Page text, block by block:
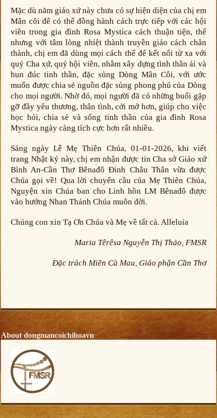
Mặc dù năm giáo xứ này chưa có sự hiện diện của chị em
Mân côi để có thể đồng hành cách trực tiếp với các hội
viên trong gia đình Rosa Mystica cách thuận tiện, thế
nhưng với tâm lòng nhiệt thành truyền giáo cách chân
thành, chị em đã dùng mọi cách thế để kết nối từ xa với
quý Cha xứ, quý hội viên, nhằm xây dựng tình thân ái và
hun đúc tinh thần, đặc sủng Dòng Mân Côi, với ước
muốn được chia sẻ nguồn đặc sủng phong phú của Dòng
cho mọi người. Nhờ đó, mọi người đã có những buổi gặp
gỡ đầy yêu thương, thân tình, cởi mở hơn, giúp cho việc
học hỏi, chia sẻ và sống tinh thần của gia đình Rosa
Mystica ngày càng tích cực hơn rất nhiều.
Sáng ngày Lễ Mẹ Thiên Chúa, 01-01-2026, khi viết
trang Nhật ký này, chị em nhận được tin Cha sở Giáo xứ
Bình An-Cần Thơ Bênađô Đinh Châu Thân vừa được
Chúa gọi về! Qua lời chuyển cầu của Mẹ Thiên Chúa,
Nguyện xin Chúa ban cho Linh hồn LM Bênađô được
vào hưởng Nhan Thánh Chúa muôn đời.
Chúng con xin Tạ Ơn Chúa và Mẹ về tất cả. Alleluia
Maria Têrêsa Nguyễn Thị Thảo, FMSR
Đặc trách Miền Cà Mau, Giáo phận Cần Thơ
About dongmancoichihoavn